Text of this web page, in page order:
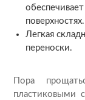
поверхностях.
Легкая
переноски.
Пора
пластиковыми